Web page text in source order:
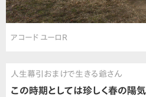
アコード ユーロR
人生幕引おまけで生きる爺さん
この時期としては珍しく春の陽